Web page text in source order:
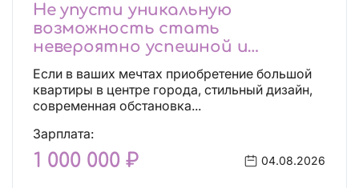
Не упусти уникальную
возможность стать
невероятно успешной и
независимой!
Если в ваших мечтах приобретение большой
квартиры в центре города, стильный дизайн,
современная обстановка...
Зарплата:
1 000 000 ₽ 04.08.2026